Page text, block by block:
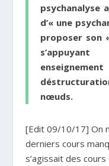
psychanalyse
d’« une
proposer son
nœuds.
[Edit 09/10/17] On
derniers cours
s’agissait des